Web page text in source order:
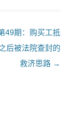
49期：购买工抵
后被法院查封的
救济思路 →